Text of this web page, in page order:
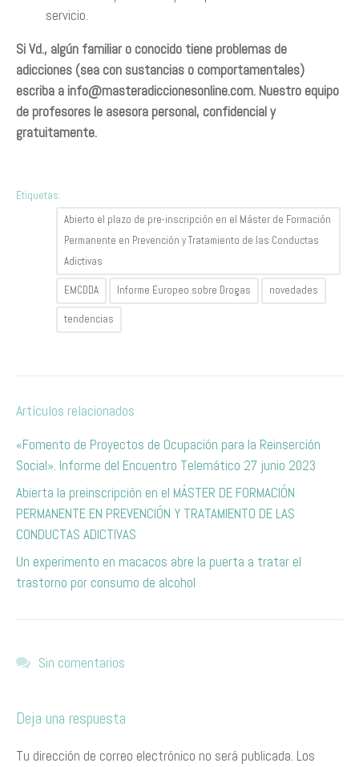
servicio.
Si Vd., algún familiar o conocido tiene problemas de
adicciones (sea con sustancias o comportamentales)
escriba a info@masteradiccionesonline.com. Nuestro equipo
de profesores le asesora personal, confidencial y
gratuitamente.
Etiquetas:
Abierto el plazo de pre-inscripción en el Máster de Formación
Permanente en Prevención y Tratamiento de las Conductas
Adictivas
EMCDDA Informe Europeo sobre Drogas novedades
tendencias
Artículos relacionados
«Fomento de Proyectos de Ocupación para la Reinserción
Social». Informe del Encuentro Telemático 27 junio 2023
Abierta la preinscripción en el MÁSTER DE FORMACIÓN
PERMANENTE EN PREVENCIÓN Y TRATAMIENTO DE LAS
CONDUCTAS ADICTIVAS
Un experimento en macacos abre la puerta a tratar el
trastorno por consumo de alcohol
Sin comentarios
Deja una respuesta
Tu dirección de correo electrónico no será publicada. Los